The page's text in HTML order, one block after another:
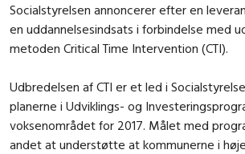
Socialstyrelsen annoncerer efter en
en uddannelsesindsats i forbindelse med
metoden Critical Time Intervention (CTI).
Udbredelsen af CTI er et led i
planerne i Udviklings- og
voksenområdet for 2017. Målet med
andet at understøtte at kommunerne i